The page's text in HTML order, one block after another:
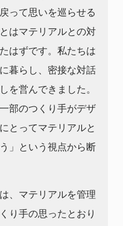
って思いを巡らせる
はマテリアルとの対
はずです。私たちは
暮らし、密接な対話
を営んできました。
部のつくり手がデザ
とってマテリアルと
」という視点から断
、マテリアルを管理
り手の思ったとおり